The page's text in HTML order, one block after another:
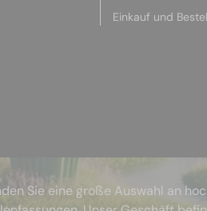
Einkauf und
Sie eine große Auswahl an